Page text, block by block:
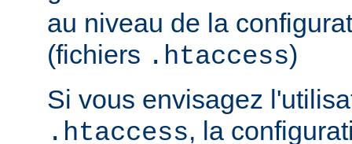
au niveau de la
(fichiers .htaccess)
Si vous envisagez
.htaccess, la